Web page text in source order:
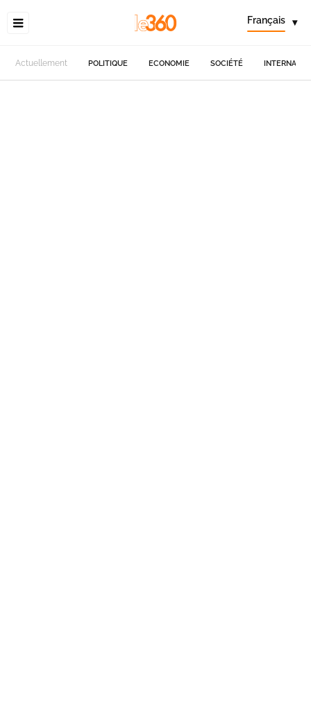
Français ▾
Actuellement POLITIQUE ECONOMIE SOCIÉTÉ